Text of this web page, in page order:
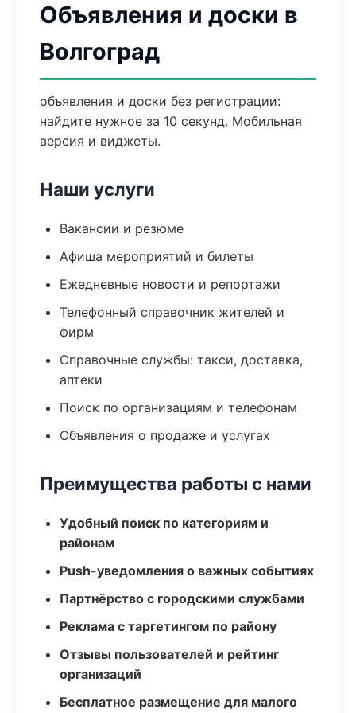
Объявления и доски в
Волгоград
объявления и доски без регистрации:
найдите нужное за 10 секунд. Мобильная
версия и виджеты.
Наши услуги
Вакансии и резюме
Афиша мероприятий и билеты
Ежедневные новости и репортажи
Телефонный справочник жителей и
фирм
Справочные службы: такси, доставка,
аптеки
Поиск по организациям и телефонам
Объявления о продаже и услугах
Преимущества работы с нами
Удобный поиск по категориям и
районам
Push-уведомления о важных событиях
Партнёрство с городскими службами
Реклама с таргетингом по району
Отзывы пользователей и рейтинг
организаций
Бесплатное размещение для малого